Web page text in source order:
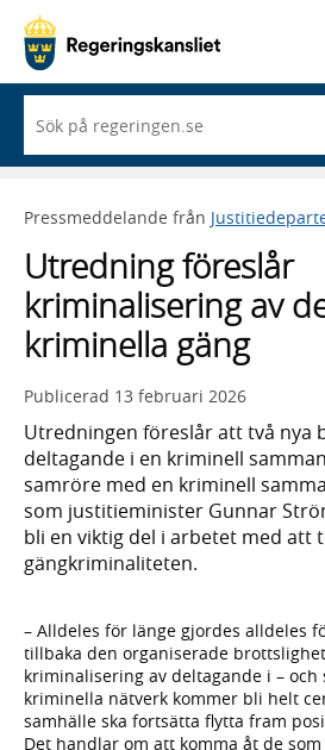
du
börjar
skriva
framträder
lista
med
sökförslag
Pressmeddelande från
Utredning föreslår
kriminalisering av
kriminella gäng
Publicerad 13 februari 2026
Utredningen föreslår att två nya
deltagande i en kriminell
samröre med en kriminell
som justitieminister Gunnar
bli en viktig del i arbetet med att
gängkriminaliteten.
– Alldeles för länge gjordes alldeles
tillbaka den organiserade
kriminalisering av deltagande i – och
kriminella nätverk kommer bli helt
samhälle ska fortsätta flytta fram
Det handlar om att komma åt de